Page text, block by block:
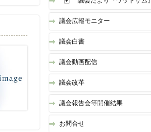
議会広報モニター
議会白書
議会動画配信
議会改革
議会報告会等開催結果
お問合せ